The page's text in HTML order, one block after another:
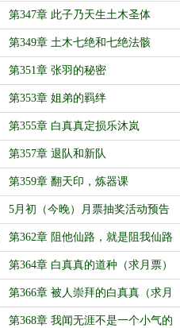
第347章 此子乃天生土木圣体
第349章 土木七绝和七绝法骸
第351章 张羽的秘密
第353章 姐弟的羁绊
第355章 白真真定损乐沐岚
第357章 退队和新队
第359章 翻天印，炼器课
5月初（今晚）月票抽奖活动预告
第362章 阻他仙路，就是阻我仙路
（求月票）
第364章 白真真的道种（求月票）
第366章 被人崇拜的白真真（求月
票）
第368章 我闻无涯不是一个小气的